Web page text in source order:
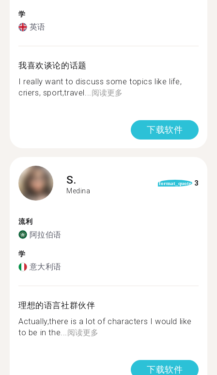
学
英语
我喜欢谈论的话题
I really want to discuss some topics like life,
criers, sport,travel...阅读更多
下载软件
S.
Medina
format_quote 3
流利
阿拉伯语
学
意大利语
理想的语言社群伙伴
Actually,there is a lot of characters I would like
to be in the...阅读更多
下载软件